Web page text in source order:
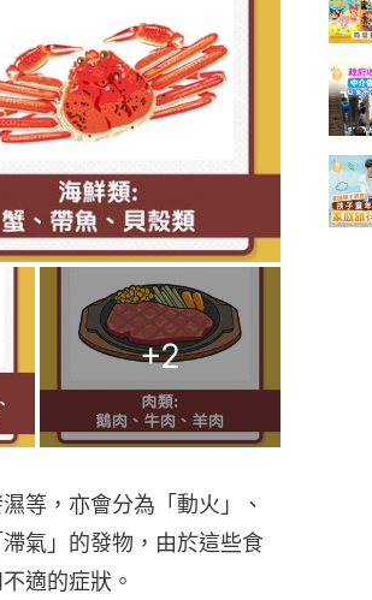
+2
等，亦會分為「動火」、
氣」的發物，由於這些食
適的症狀。